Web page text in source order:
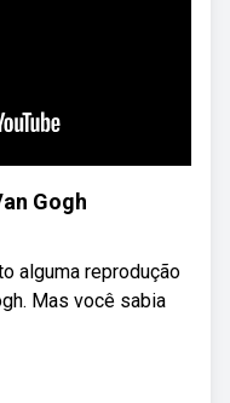
Gogh
alguma reprodução
Mas você sabia